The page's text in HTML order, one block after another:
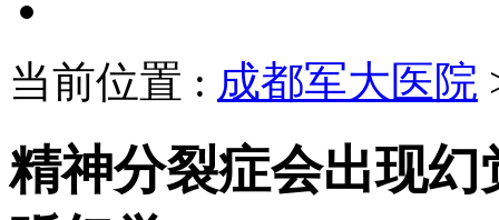
当前位置 : 成都军大医院
精神分裂症会出现